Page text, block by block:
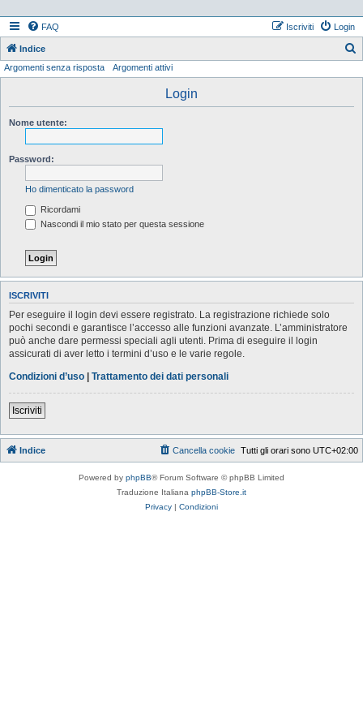
FAQ Login
Iscriviti
Indice
Argomenti senza risposta Argomenti attivi
Login
Nome utente:
Password:
Ho dimenticato la password
Ricordami
Nascondi il mio stato per questa sessione
ISCRIVITI
Per eseguire il login devi essere registrato. La registrazione richiede solo
pochi secondi e garantisce l’accesso alle funzioni avanzate. L’amministratore
può anche dare permessi speciali agli utenti. Prima di eseguire il login
assicurati di aver letto i termini d’uso e le varie regole.
Condizioni d’uso | Trattamento dei dati personali
Iscriviti
Indice Tutti gli orari sono UTC+02:00
Cancella cookie
Powered by phpBB® Forum Software © phpBB Limited
Traduzione Italiana phpBB-Store.it
Privacy | Condizioni